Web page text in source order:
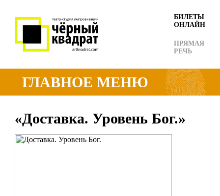
БИЛЕТЫ
ОНЛАЙН
ПРЯМАЯ
РЕЧЬ
ГЛАВНОЕ МЕНЮ
«Доставка. Уровень Бог.»